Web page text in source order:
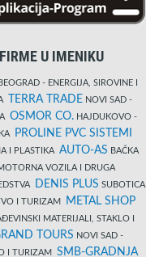
U IMENIKU
- ENERGIJA, SIROVINE I
TERRA TRADE NOVI SAD -
OSMOR CO.HAJDUKOVO -
PROLINE PVC SISTEMI
I PLASTIKA AUTO-AS BAČKA
VOZILA I DRUGA
DENIS PLUS SUBOTICA
I TURIZAM
METAL SHOP
MATERIJALI, STAKLO I
TOURS NOVI SAD -
I TURIZAM SMB-GRADNJA